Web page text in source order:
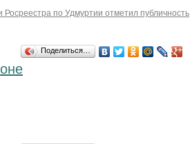
по Удмуртии отметил публичность
Поделиться…